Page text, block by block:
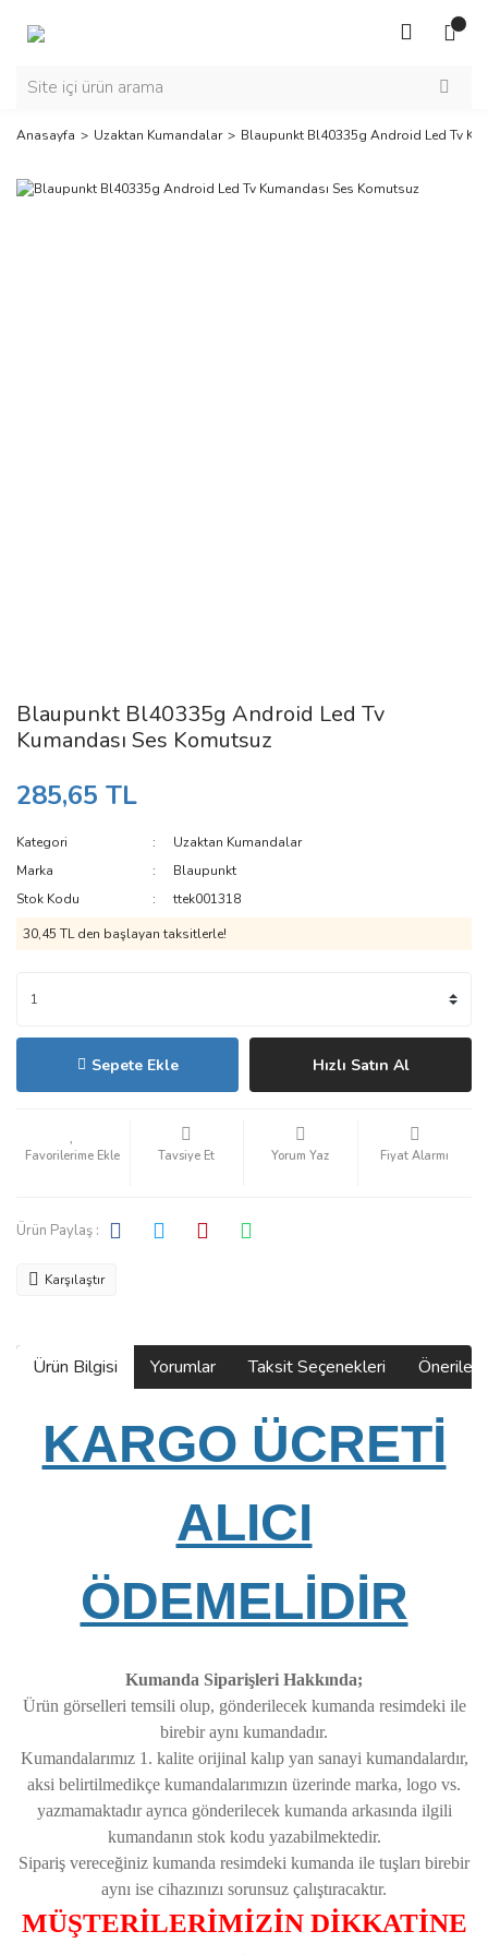
Anasayfa Uzaktan Kumandalar Blaupunkt Bl40335g Android Led Tv
Blaupunkt Bl40335g Android Led Tv
Kumandası Ses Komutsuz
285,65 TL
Kategori
Uzaktan Kumandalar
Marka
Blaupunkt
Stok Kodu
ttek001318
30,45 TL den başlayan taksitlerle!
Sepete Ekle Hızlı Satın Al
Tavsiye Et Yorum Yaz Fiyat Alarmı
Ürün Paylaş :
Karşılaştır
Ürün Bilgisi Yorumlar Taksit Seçenekleri
KARGO ÜCRETİ
ALICI
ÖDEMELİDİR
Kumanda Siparişleri Hakkında;
Ürün görselleri temsili olup, gönderilecek kumanda resimdeki ile
birebir aynı kumandadır.
Kumandalarımız 1. kalite orijinal kalıp yan sanayi kumandalardır,
aksi belirtilmedikçe kumandalarımızın üzerinde marka, logo vs.
yazmamaktadır ayrıca gönderilecek kumanda arkasında ilgili
kumandanın stok kodu yazabilmektedir.
Sipariş vereceğiniz kumanda resimdeki kumanda ile tuşları birebir
aynı ise cihazınızı sorunsuz çalıştıracaktır.
MÜŞTERİLERİMİZİN DİKKATİNE